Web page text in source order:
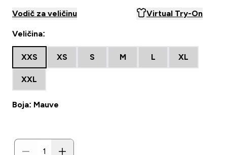
Vodič za veličinu Virtual Try-On
Veličina:
XXS XS S M L XL
XXL
Boja: Mauve